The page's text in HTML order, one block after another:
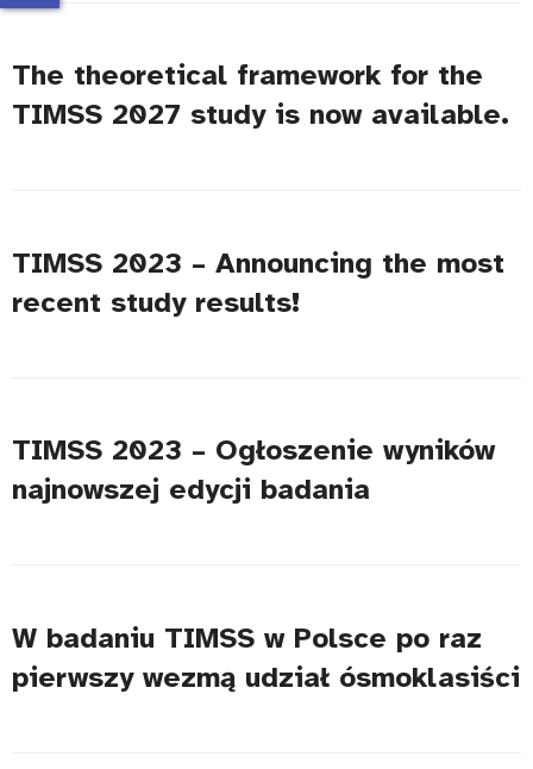
The theoretical framework for the
TIMSS 2027 study is now available.
TIMSS 2023 – Announcing the most
recent study results!
TIMSS 2023 – Ogłoszenie wyników
najnowszej edycji badania
W badaniu TIMSS w Polsce po raz
pierwszy wezmą udział ósmoklasiści